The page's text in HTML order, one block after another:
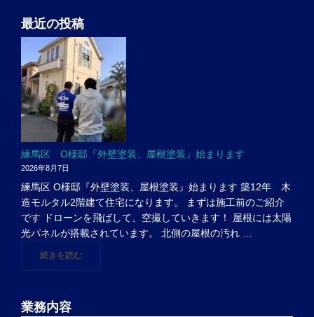
最近の投稿
練馬区 O様邸『外壁塗装、屋根塗装』始まります
2026年8月7日
練馬区 O様邸『外壁塗装、屋根塗装』始まります 築12年 木
造モルタル2階建て住宅になります。 まずは施工前のご紹介
です ドローンを飛ばして、空撮していきます！ 屋根には太陽
光パネルが搭載されています。 北側の屋根の汚れ …
続きを読む"練馬区 O様邸『外壁塗装、屋根塗装』始まります"
業務内容